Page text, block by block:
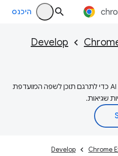
היכנס
Develop
‫Google משתמשת בטכנולוגיית AI כדי לתרגם תוכן לשפה המועדפת
שגיאות.
Chrome
Develop